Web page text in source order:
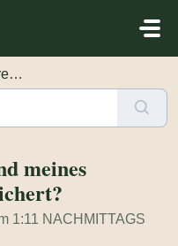
meines
1:11 NACHMITTAGS